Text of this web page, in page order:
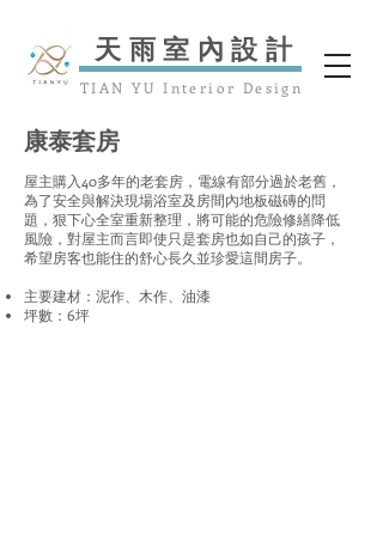
​天雨室內設計
TIAN YU Interior Design
康泰套房
屋主購入40多年的老套房，電線有部分過於老舊，
為了安全與解決現場浴室及房間內地板磁磚的問
題，狠下心全室重新整理，將可能的危險修繕降低
風險，對屋主而言即使只是套房也如自己的孩子，
希望房客也能住的舒心長久並珍愛這間房子。
主要建材：泥作、木作、油漆
坪數：6坪